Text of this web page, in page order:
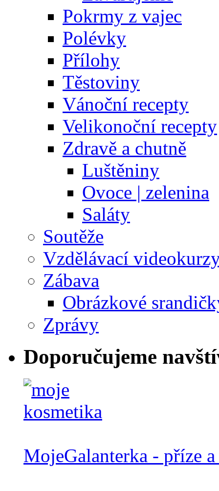
Pokrmy z vajec
Polévky
Přílohy
Těstoviny
Vánoční recepty
Velikonoční recepty
Zdravě a chutně
Luštěniny
Ovoce | zelenina
Saláty
Soutěže
Vzdělávací
Zábava
Obrázkové
Zprávy
Doporučujeme
MojeGalanterka - příze